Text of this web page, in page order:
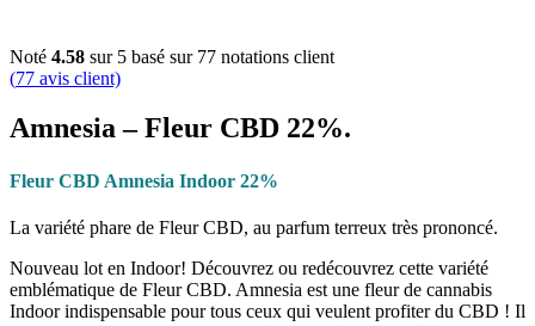
Noté 4.58 sur 5 basé sur 77 notations client
(77 avis client)
Amnesia – Fleur CBD 22%.
Fleur CBD Amnesia Indoor 22%
La variété phare de Fleur CBD, au parfum terreux très prononcé.
Nouveau lot en Indoor! Découvrez ou redécouvrez cette variété
emblématique de Fleur CBD. Amnesia est une fleur de cannabis
Indoor indispensable pour tous ceux qui veulent profiter du CBD ! Il